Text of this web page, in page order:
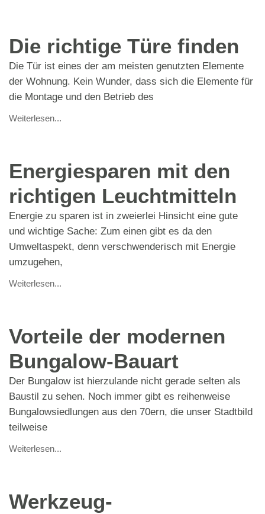
Die richtige Türe finden
Die Tür ist eines der am meisten genutzten Elemente
der Wohnung. Kein Wunder, dass sich die Elemente für
die Montage und den Betrieb des
Weiterlesen...
Energiesparen mit den
richtigen Leuchtmitteln
Energie zu sparen ist in zweierlei Hinsicht eine gute
und wichtige Sache: Zum einen gibt es da den
Umweltaspekt, denn verschwenderisch mit Energie
umzugehen,
Weiterlesen...
Vorteile der modernen
Bungalow-Bauart
Der Bungalow ist hierzulande nicht gerade selten als
Baustil zu sehen. Noch immer gibt es reihenweise
Bungalowsiedlungen aus den 70ern, die unser Stadtbild
teilweise
Weiterlesen...
Werkzeug-